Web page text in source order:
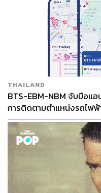
THAILAND
BTS-EBM-NBM จับมือแ
การติดตามตำแหน่งรถไฟฟ้